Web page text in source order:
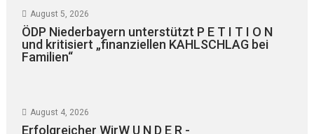
August 5, 2026
ÖDP Niederbayern unterstützt P E T I T I O N
und kritisiert „finanziellen KAHLSCHLAG bei
Familien“
August 4, 2026
Erfolgreicher WirW U N D E R -